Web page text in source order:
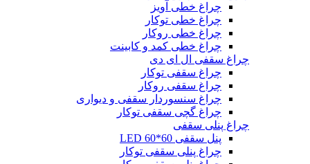
چراغ خطی آویز
چراغ خطی توکار
چراغ خطی روکار
چراغ خطی کمد و کابینت
چراغ سقفی ال ای دی
چراغ سقفی توکار
چراغ سقفی روکار
چراغ سنسوردار سقفی و دیواری
چراغ گچی سقفی توکار
چراغ پنلی سقفی
پنل سقفی 60*60 LED
چراغ پنلی سقفی توکار